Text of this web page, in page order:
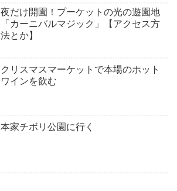
夜だけ開園！プーケットの光の遊園地
「カーニバルマジック」【アクセス方
法とか】
クリスマスマーケットで本場のホット
ワインを飲む
本家チボリ公園に行く